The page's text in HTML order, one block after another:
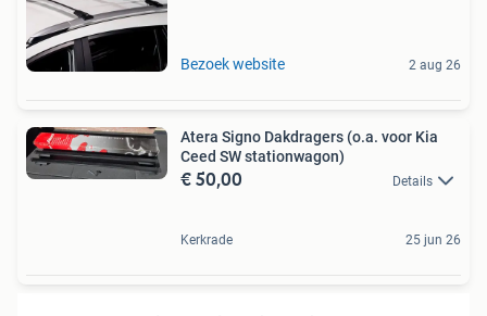
Bezoek website 2 aug 26
Atera Signo Dakdragers (o.a. voor Kia
Ceed SW stationwagon)
€ 50,00 Details
Kerkrade 25 jun 26